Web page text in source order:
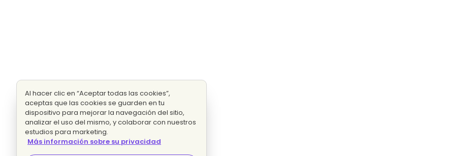
Al hacer clic en “Aceptar todas las cookies”,
aceptas que las cookies se guarden en tu
dispositivo para mejorar la navegación del sitio,
analizar el uso del mismo, y colaborar con nuestros
estudios para marketing.
Más información sobre su privacidad